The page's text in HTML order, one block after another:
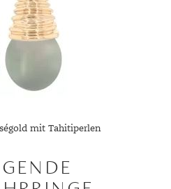
mit Tahitiperlen